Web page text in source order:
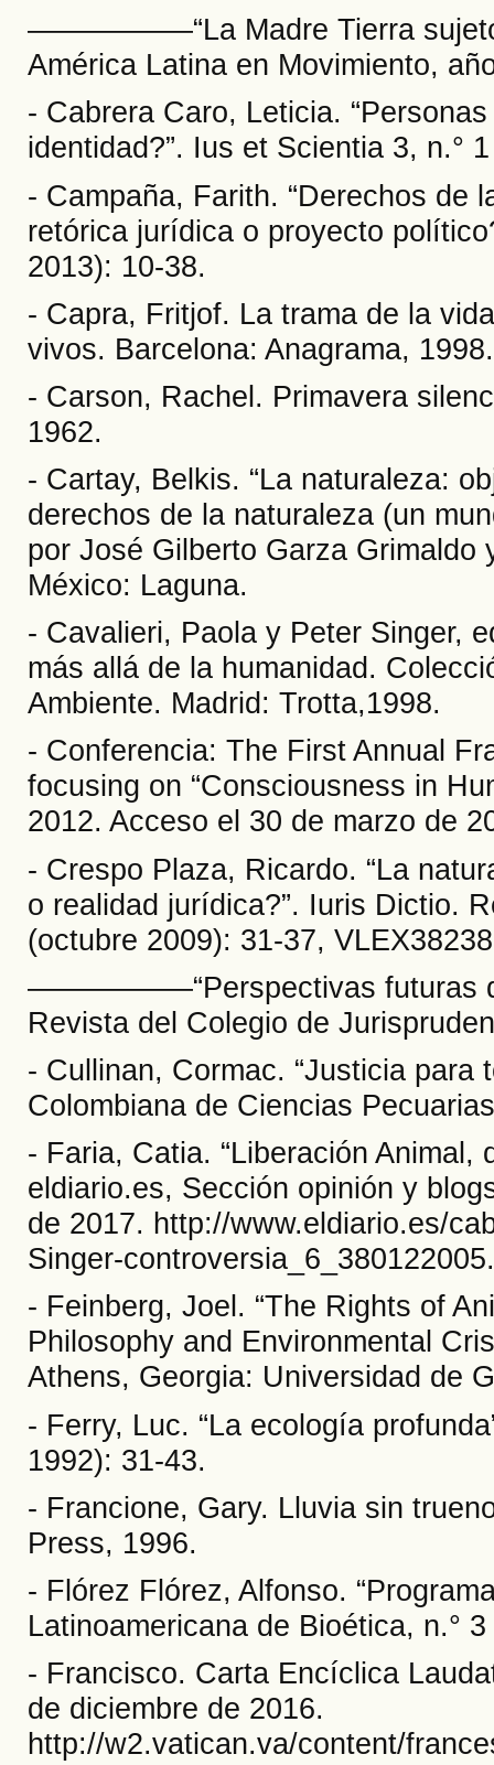
––––––––––“La Madre Tierra
América Latina en Movimiento,
- Cabrera Caro, Leticia.
identidad?”. Ius et Scientia 3, n.°
- Campaña, Farith. “Derechos de
retórica jurídica o proyecto
2013): 10-38.
- Capra, Fritjof. La trama de la
vivos. Barcelona: Anagrama, 1998.
- Carson, Rachel. Primavera
1962.
- Cartay, Belkis. “La naturaleza:
derechos de la naturaleza (un
por José Gilberto Garza
México: Laguna.
- Cavalieri, Paola y Peter Singer,
más allá de la humanidad.
Ambiente. Madrid: Trotta,1998.
- Conferencia: The First Annual
focusing on “Consciousness in
2012. Acceso el 30 de marzo de
- Crespo Plaza, Ricardo. “La
o realidad jurídica?”. Iuris Dictio.
(octubre 2009): 31-37,
––––––––––“Perspectivas
Revista del Colegio de
- Cullinan, Cormac. “Justicia para
Colombiana de Ciencias
- Faria, Catia. “Liberación
eldiario.es, Sección opinión y
de 2017. http://www.eldiario.es/
Singer-
- Feinberg, Joel. “The Rights of
Philosophy and Environmental
Athens, Georgia: Universidad de
- Ferry, Luc. “La ecología
1992): 31-43.
- Francione, Gary. Lluvia sin
Press, 1996.
- Flórez Flórez, Alfonso.
Latinoamericana de Bioética, n.°
- Francisco. Carta Encíclica
de diciembre de 2016.
http://w2.vatican.va/content/